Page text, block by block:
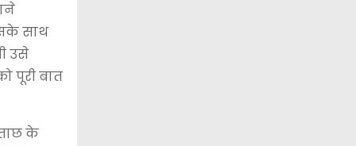
साथ
उसे
पूरी बात
के